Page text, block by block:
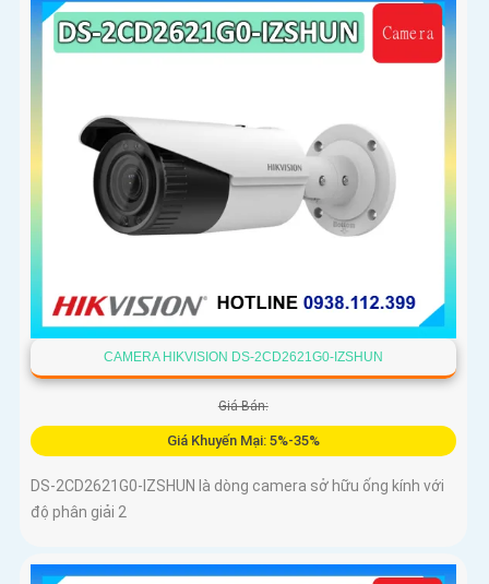
CAMERA HIKVISION DS-2CD2621G0-IZSHUN
Giá Bán:
Giá Khuyến Mại: 5%-35%
DS-2CD2621G0-IZSHUN là dòng camera sở hữu ống kính với
độ phân giải 2